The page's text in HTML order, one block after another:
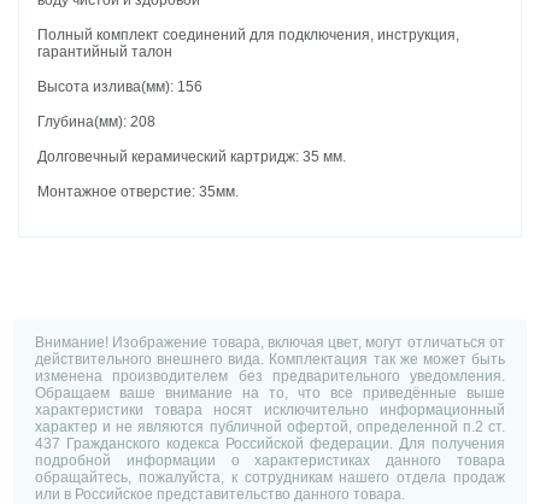
Полный комплект соединений для подключения, инструкция,
гарантийный талон
Высота излива(мм): 156
Глубина(мм): 208
Долговечный керамический картридж: 35 мм.
Монтажное отверстие: 35мм.
Внимание! Изображение товара, включая цвет, могут отличаться от
действительного внешнего вида. Комплектация так же может быть
изменена производителем без предварительного уведомления.
Обращаем ваше внимание на то, что все приведённые выше
характеристики товара носят исключительно информационный
характер и не являются публичной офертой, определенной п.2 ст.
437 Гражданского кодекса Российской федерации. Для получения
подробной информации о характеристиках данного товара
обращайтесь, пожалуйста, к сотрудникам нашего отдела продаж
или в Российское представительство данного товара.